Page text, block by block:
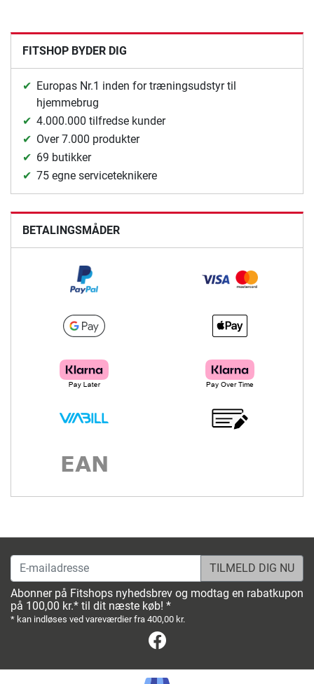
FITSHOP BYDER DIG
Europas Nr.1 inden for træningsudstyr til
hjemmebrug
4.000.000 tilfredse kunder
Over 7.000 produkter
69 butikker
75 egne serviceteknikere
BETALINGSMÅDER
E-mailadresse
Abonner på Fitshops nyhedsbrev og modtag en rabatkupon
på 100,00 kr.* til dit næste køb! *
* kan indløses ved vareværdier fra 400,00 kr.